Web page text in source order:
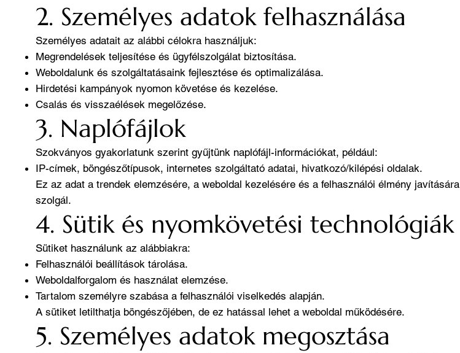
2. Személyes adatok felhasználása
Személyes adatait az alábbi célokra használjuk:
Megrendelések teljesítése és ügyfélszolgálat biztosítása.
Weboldalunk és szolgáltatásaink fejlesztése és optimalizálása.
Hirdetési kampányok nyomon követése és kezelése.
Csalás és visszaélések megelőzése.
3. Naplófájlok
Szokványos gyakorlatunk szerint gyűjtünk naplófájl-információkat, például:
IP-címek, böngészőtípusok, internetes szolgáltató adatai, hivatkozó/kilépési oldalak.
Ez az adat a trendek elemzésére, a weboldal kezelésére és a felhasználói élmény javítására
szolgál.
4. Sütik és nyomkövetési technológiák
Sütiket használunk az alábbiakra:
Felhasználói beállítások tárolása.
Weboldalforgalom és használat elemzése.
Tartalom személyre szabása a felhasználói viselkedés alapján.
A sütiket letilthatja böngészőjében, de ez hatással lehet a weboldal működésére.
5. Személyes adatok megosztása